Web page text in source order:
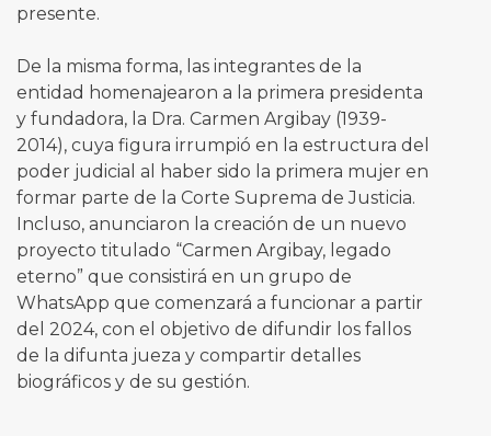
presente.
De la misma forma, las integrantes de la
entidad homenajearon a la primera presidenta
y fundadora, la Dra. Carmen Argibay (1939-
2014), cuya figura irrumpió en la estructura del
poder judicial al haber sido la primera mujer en
formar parte de la Corte Suprema de Justicia.
Incluso, anunciaron la creación de un nuevo
proyecto titulado “Carmen Argibay, legado
eterno” que consistirá en un grupo de
WhatsApp que comenzará a funcionar a partir
del 2024, con el objetivo de difundir los fallos
de la difunta jueza y compartir detalles
biográficos y de su gestión.